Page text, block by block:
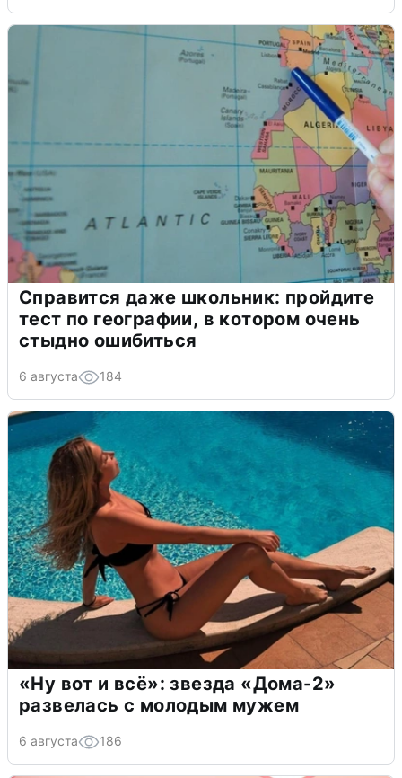
Справится даже школьник: пройдите
тест по географии, в котором очень
стыдно ошибиться
6 августа 184
«Ну вот и всё»: звезда «Дома-2»
развелась с молодым мужем
6 августа 186